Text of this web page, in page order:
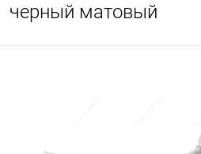
черный матовый